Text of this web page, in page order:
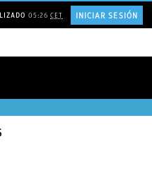
05:26CET INICIAR SESIÓN